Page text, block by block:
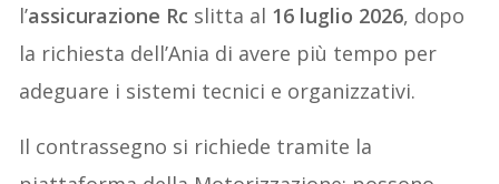
l’assicurazione Rc slitta al 16 luglio 2026, dopo
la richiesta dell’Ania di avere più tempo per
adeguare i sistemi tecnici e organizzativi.
Il contrassegno si richiede tramite la